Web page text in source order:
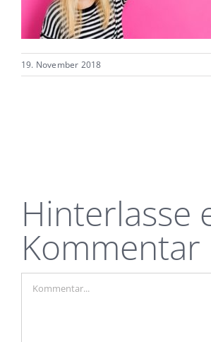
19. November 2018
Hinterlasse
Kommentar